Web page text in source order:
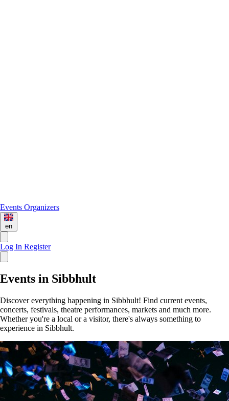
Events Organizers
en
Log In Register
Events in Sibbhult
Discover everything happening in Sibbhult! Find current events,
concerts, festivals, theatre performances, markets and much more.
Whether you're a local or a visitor, there's always something to
experience in Sibbhult.